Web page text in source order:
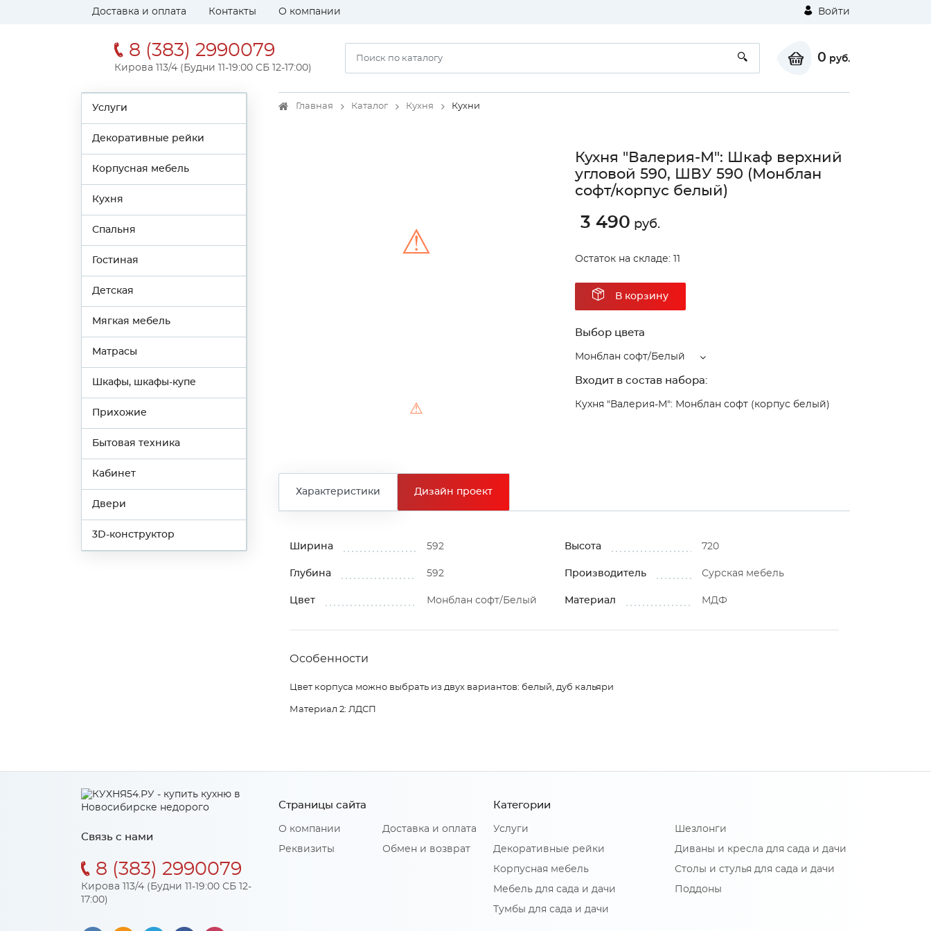
Доставка и оплата Контакты О компании Войти
8 (383) 2990079
Кирова 113/4 (Будни 11-19:00 СБ 12-17:00)
0 руб.
Услуги
Декоративные рейки
Корпусная мебель
Кухня
Спальня
Гостиная
Детская
Мягкая мебель
Матрасы
Шкафы, шкафы-купе
Прихожие
Бытовая техника
Кабинет
Двери
3D-конструктор
Главная Каталог Кухня Кухни
⚠
⚠
Кухня "Валерия-М": Шкаф верхний
угловой 590, ШВУ 590 (Монблан
софт/корпус белый)
3 490 руб.
Остаток на складе: 11
В корзину
Выбор цвета
Монблан софт/Белый
Входит в состав набора:
Кухня "Валерия-М": Монблан софт (корпус белый)
Характеристики Дизайн проект
Ширина 592 Высота 720
Глубина 592 Производитель Сурская мебель
Цвет Монблан софт/Белый Материал МДФ
Особенности
Цвет корпуса можно выбрать из двух вариантов: белый, дуб кальяри
Материал 2: ЛДСП
Связь с нами
8 (383) 2990079
Кирова 113/4 (Будни 11-19:00 СБ 12-
17:00)
Страницы сайта
О компании
Реквизиты
Доставка и оплата
Обмен и возврат
Категории
Услуги
Декоративные рейки
Корпусная мебель
Мебель для сада и дачи
Тумбы для сада и дачи
Шезлонги
Диваны и кресла для сада и дачи
Столы и стулья для сада и дачи
Поддоны